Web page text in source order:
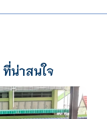
น่าสนใจ